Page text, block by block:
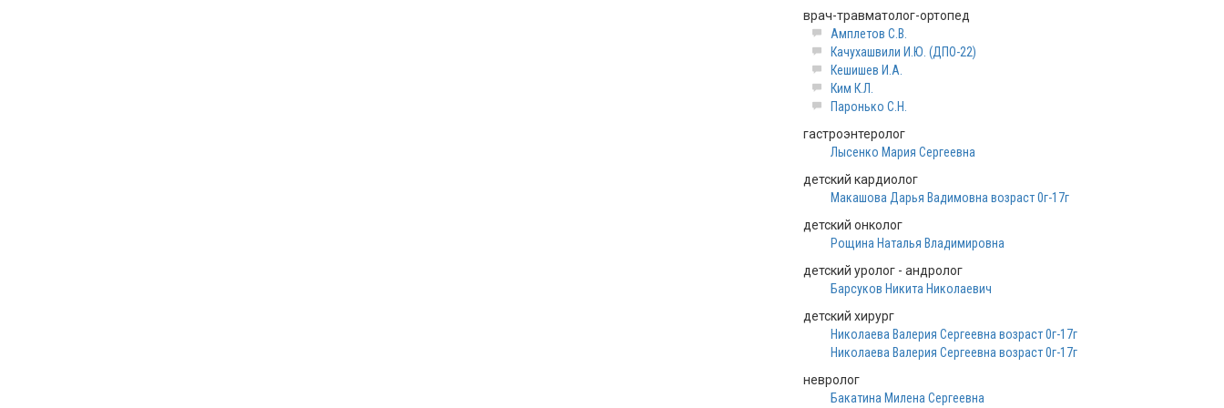
врач-травматолог-ортопед
Амплетов С.В.
Качухашвили И.Ю. (ДПО-22)
Кешишев И.А.
Ким К.Л.
Паронько С.Н.
гастроэнтеролог
Лысенко Мария Сергеевна
детский кардиолог
Макашова Дарья Вадимовна возраст 0г-17г
детский онколог
Рощина Наталья Владимировна
детский уролог - андролог
Барсуков Никита Николаевич
детский хирург
Николаева Валерия Сергеевна возраст 0г-17г
Николаева Валерия Сергеевна возраст 0г-17г
невролог
Бакатина Милена Сергеевна